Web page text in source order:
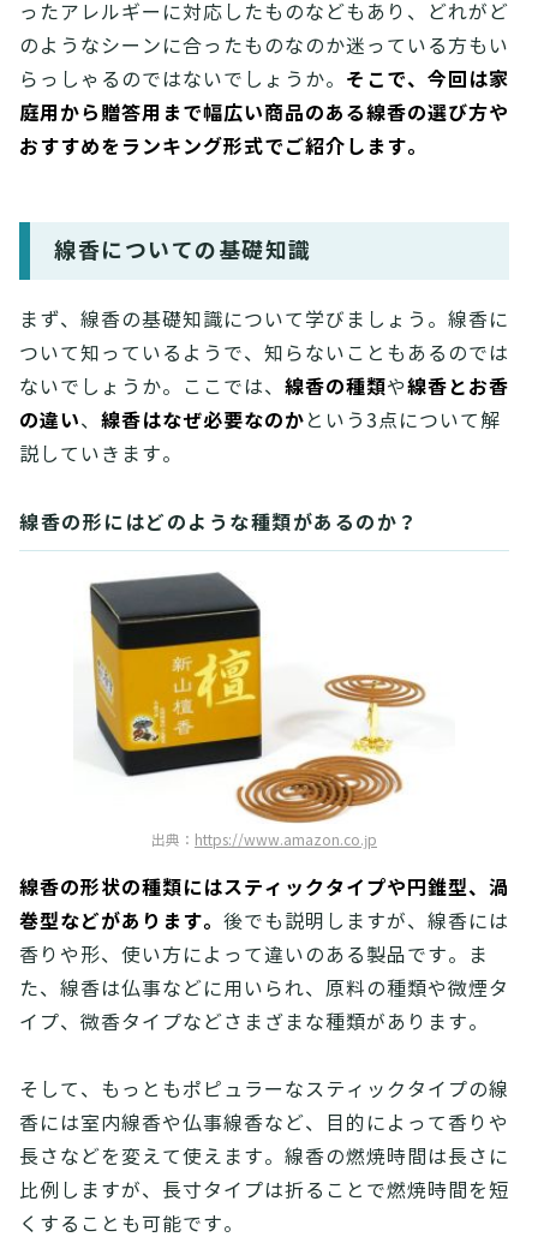
ったアレルギーに対応したものなどもあり、どれがど
のようなシーンに合ったものなのか迷っている方もい
らっしゃるのではないでしょうか。 そこで、今回は家
庭用から贈答用まで幅広い商品のある線香の選び方や
おすすめをランキング形式でご紹介します。
線香についての基礎知識
まず、線香の基礎知識について学びましょう。線香に
ついて知っているようで、知らないこともあるのでは
ないでしょうか。ここでは、 線香の種類や線香とお香
の違い、 線香はなぜ必要なのか という3点について解
説していきます。
線香の形にはどのような種類があるのか？
出典： https://www.amazon.co.jp
線香の形状の種類にはスティックタイプや円錐型、渦
巻型などがあります。 後でも説明しますが、線香には
香りや形、使い方によって違いのある製品です。ま
た、線香は仏事などに用いられ、原料の種類や微煙タ
イプ、微香タイプなどさまざまな種類があります。
そして、もっともポピュラーなスティックタイプの線
香には室内線香や仏事線香など、目的によって香りや
長さなどを変えて使えます。線香の燃焼時間は長さに
比例しますが、長寸タイプは折ることで燃焼時間を短
くすることも可能です。